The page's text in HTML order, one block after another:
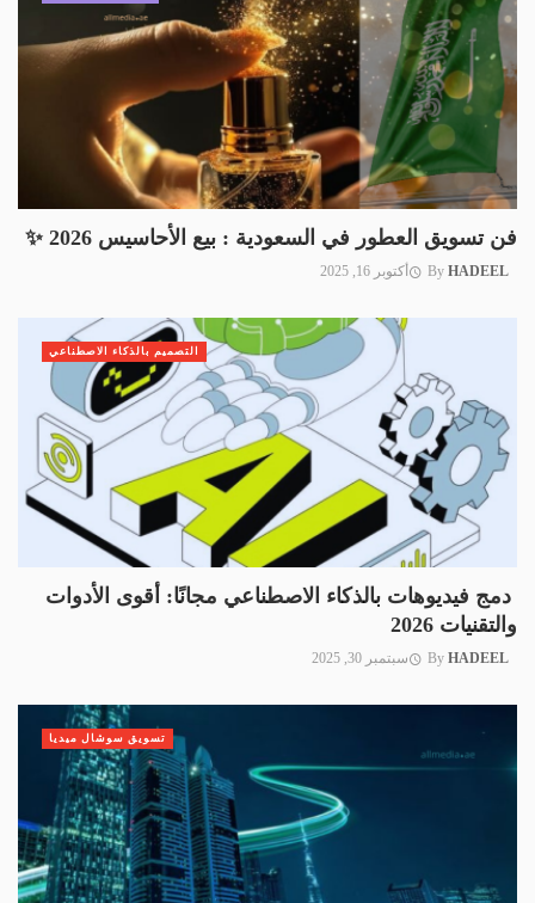
فن تسويق العطور في السعودية : بيع الأحاسيس 2026 ✨️
By HADEEL أكتوبر 16, 2025
دمج فيديوهات بالذكاء الاصطناعي مجانًا: أقوى الأدوات
والتقنيات 2026
By HADEEL سبتمبر 30, 2025
التصميم بالذكاء الاصطناعي
تسويق سوشال ميديا